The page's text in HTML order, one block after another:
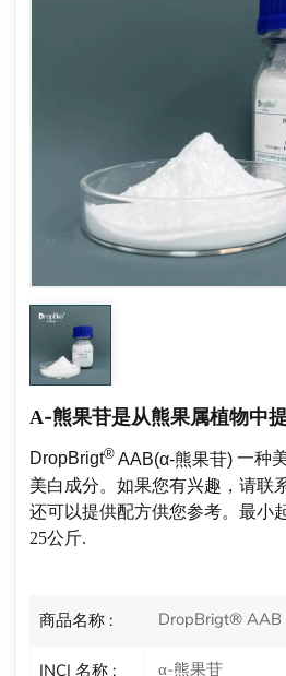
Α-熊果苷是从熊果属植物中
DropBrigt® AAB(α-熊果苷) 一种
美白成分。 如果您有兴趣，请联
还可以提供配方供您参考。最小
25公斤.
商品名称 : DropBrigt® AAB
INCI 名称 : α-熊果苷